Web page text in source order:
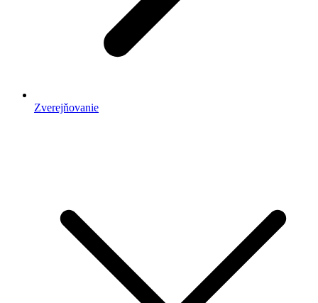
Zverejňovanie